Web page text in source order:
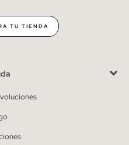
TU TIENDA